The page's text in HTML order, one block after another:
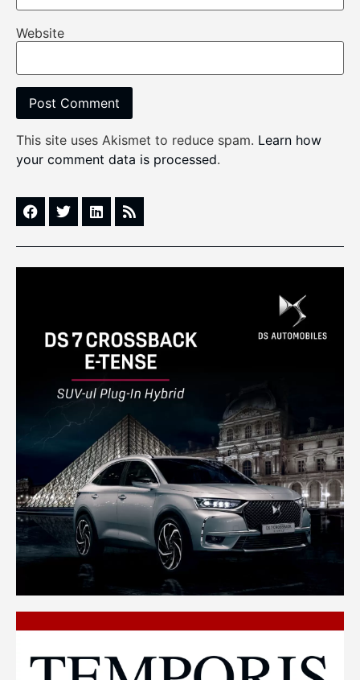
Website
This site uses Akismet to reduce spam. Learn how
your comment data is processed.